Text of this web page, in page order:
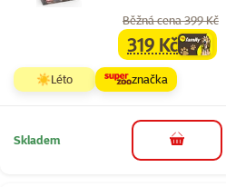
Běžná cena 399 Kč
familycena
319 Kč
☀️Léto značka
Skladem do košíku